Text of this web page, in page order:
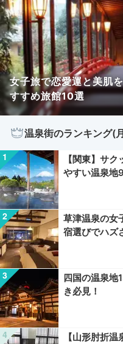
女子旅で恋愛運と美肌
すすめ旅館10選
温泉街のランキング(
【関東】サ
やすい温泉地
草津温泉の女
宿選びでハズ
四国の温泉地
き必見！
【山形肘折